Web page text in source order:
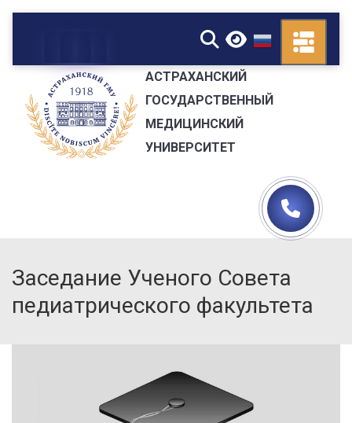
▼
АСТРАХАНСКИЙ
ГОСУДАРСТВЕННЫЙ
МЕДИЦИНСКИЙ
УНИВЕРСИТЕТ
Заседание Ученого Совета
педиатрического факультета